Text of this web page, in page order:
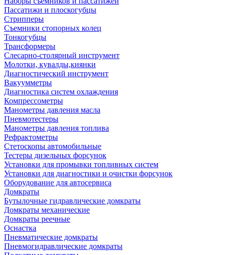
Пассатижи и плоскогубцы
Стрипперы
Съемники стопорных колец
Тонкогубцы
Трансформеры
Слесарно-столярный инструмент
Молотки, кувалды,киянки
Диагностический инструмент
Вакуумметры
Диагностика систем охлаждения
Компрессометры
Манометры давления масла
Пневмотестеры
Манометры давления топлива
Рефрактометры
Стетоскопы автомобильные
Тестеры дизельных форсунок
Установки для промывки топливных систем
Установки для диагностики и очистки форсунок
Оборудование для автосервиса
Домкраты
Бутылочные гидравлические домкраты
Домкраты механические
Домкраты реечные
Оснастка
Пневматические домкраты
Пневмогидравлические домкраты